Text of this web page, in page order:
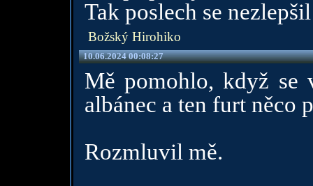
Tak poslech se
Božský Hirohiko
10.06.2024 00:08:27
Mě pomohlo, když se
albánec a ten furt něco
Rozmluvil mě.